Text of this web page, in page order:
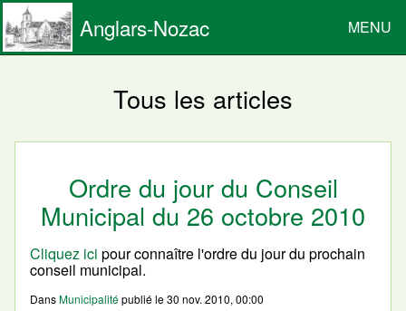
Anglars-Nozac MENU
Tous les articles
Ordre du jour du Conseil
Municipal du 26 octobre 2010
Cliquez ici pour connaître l'ordre du jour du prochain
conseil municipal.
DansMunicipalitépublié le30 nov. 2010, 00:00